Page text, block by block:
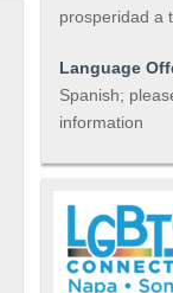
prosperidad a
Language
Spanish;
information